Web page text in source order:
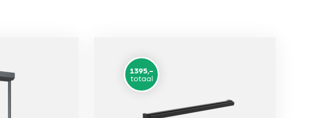
totaal
1395,-